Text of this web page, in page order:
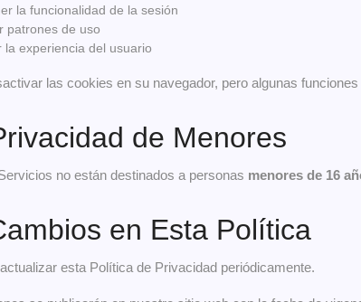
la funcionalidad de la sesión
patrones de uso
la experiencia del usuario
las cookies en su navegador, pero algunas
de Menores
no están destinados a personas menores de 16
en Esta Política
esta Política de Privacidad periódicamente.